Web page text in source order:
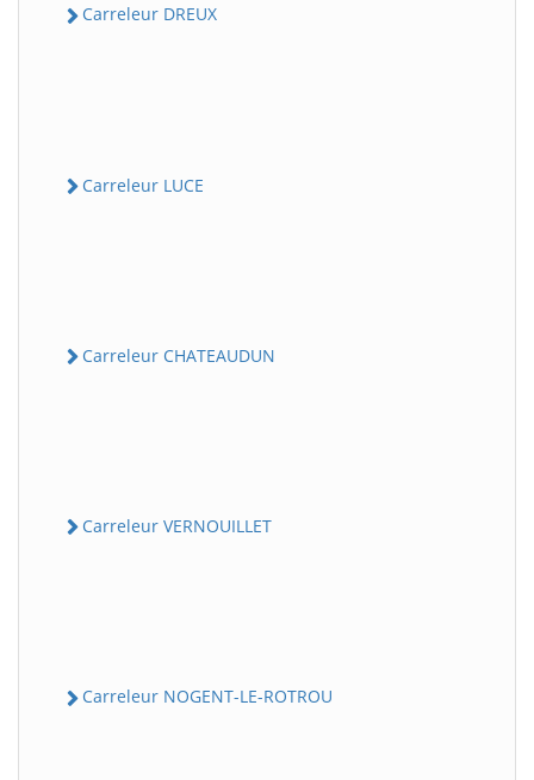
Carreleur DREUX
Carreleur LUCE
Carreleur CHATEAUDUN
Carreleur VERNOUILLET
Carreleur NOGENT-LE-ROTROU